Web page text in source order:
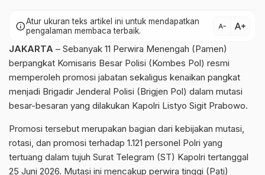
infoAtur ukuran teks artikel ini untuk mendapatkan
pengalaman membaca terbaik.
text_decrease text_increase
JAKARTA – Sebanyak 11 Perwira Menengah (Pamen)
berpangkat Komisaris Besar Polisi (Kombes Pol) resmi
memperoleh promosi jabatan sekaligus kenaikan pangkat
menjadi Brigadir Jenderal Polisi (Brigjen Pol) dalam mutasi
besar-besaran yang dilakukan Kapolri Listyo Sigit Prabowo.
Promosi tersebut merupakan bagian dari kebijakan mutasi,
rotasi, dan promosi terhadap 1.121 personel Polri yang
tertuang dalam tujuh Surat Telegram (ST) Kapolri tertanggal
25 Juni 2026. Mutasi ini mencakup perwira tinggi (Pati)